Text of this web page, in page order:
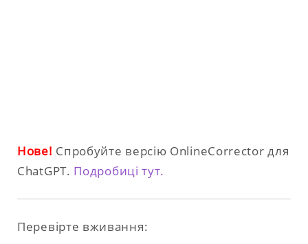
Нове! Спробуйте версію OnlineCorrector для
ChatGPT. Подробиці тут.
Перевірте вживання: